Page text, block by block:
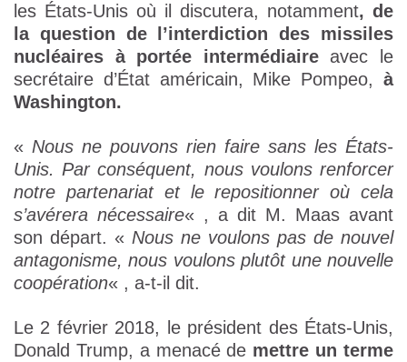
les États-Unis où il discutera, notamment, de
la question de l’interdiction des missiles
nucléaires à portée intermédiaireavec le
secrétaire d’État américain, Mike Pompeo, à
Washington.
« Nous ne pouvons rien faire sans les États-
Unis. Par conséquent, nous voulons renforcer
notre partenariat et le repositionner où cela
s’avérera nécessaire« , a dit M. Maas avant
son départ. « Nous ne voulons pas de nouvel
antagonisme, nous voulons plutôt une nouvelle
coopération« , a-t-il dit.
Le 2 février 2018, le président des États-Unis,
Donald Trump, a menacé de mettre un terme